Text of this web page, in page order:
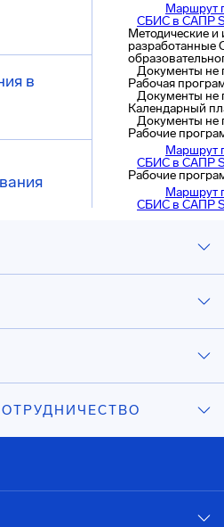
в
Маршрут
СБИС в САПР
Методические
разработанные
Документы не
Рабочая
Документы не
Календарный
Документы не
Рабочие
Маршрут
СБИС в САПР
Рабочие
Маршрут
СБИС в САПР